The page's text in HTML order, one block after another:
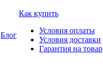
Блог
Как купить
Условия оплаты
Условия доставки
Гарантия на товар